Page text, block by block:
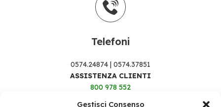
Gestisci Consenso
Telefoni
0574.24874 | 0574.37851
ASSISTENZA CLIENTI
800 978 552